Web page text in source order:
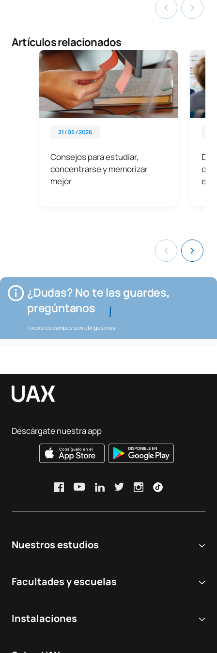
Artículos relacionados
21 / 05 / 2026
Consejos para estudiar,
concentrarse y memorizar
mejor
¿Dudas? No te las guardes,
pregúntanos
Todos los campos son obligatorios
Nuestros estudios
Grados Universitarios
Facultades y escuelas
Instalaciones
Descárgate nuestra app